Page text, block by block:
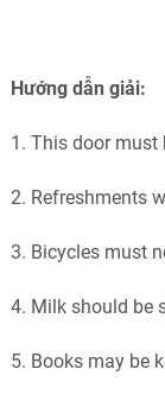
Hướng dẫn giải:
1. This door must
2. Refreshments
3. Bicycles must
4. Milk should be
5. Books may be